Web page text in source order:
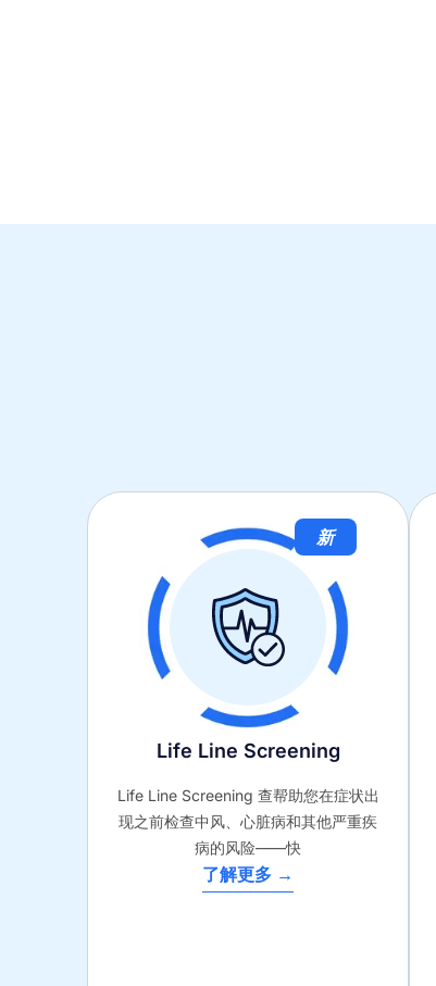
新
Life Line Screening
Life Line Screening 查帮助您在症状出
现之前检查中风、心脏病和其他严重疾
病的风险——快
了解更多 →